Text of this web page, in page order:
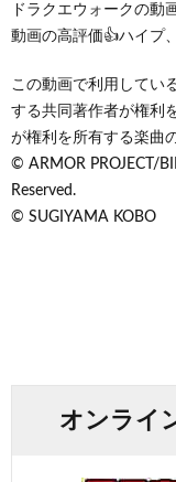
ドラクエウォークの動
動画の高評価👍ハイプ
この動画で利用してい
する共同著作者が権利
が権利を所有する楽曲
© ARMOR PROJECT/
Reserved.
© SUGIYAMA KOBO
オンライ